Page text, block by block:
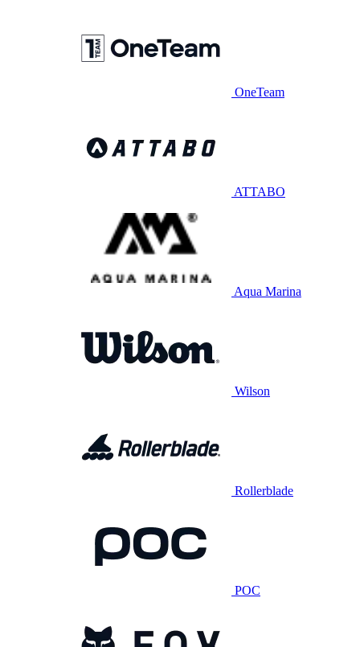
OneTeam
ATTABO
Aqua Marina
Wilson
Rollerblade
POC